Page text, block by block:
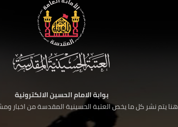
بوابة الامام الحسين الالكترونية
هنا يتم نشر كل ما يخص العتبة الحسينية المقدسة من اخبار